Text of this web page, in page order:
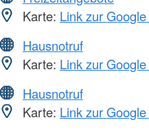
Karte: Link zur
Hausnotruf
Karte: Link zur
Hausnotruf
Karte: Link zur